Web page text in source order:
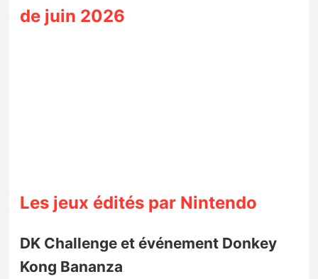
de juin 2026
Les jeux édités par Nintendo
DK Challenge et événement Donkey
Kong Bananza